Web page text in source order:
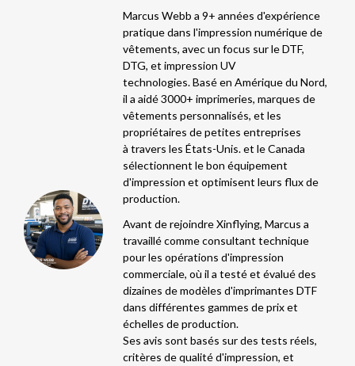
Marcus Webb a 9+ années d'expérience
pratique dans l'impression numérique de
vêtements, avec un focus sur le DTF,
DTG, et impression UV
technologies. Basé en Amérique du Nord,
il a aidé 3000+ imprimeries, marques de
vêtements personnalisés, et les
propriétaires de petites entreprises
à travers les États-Unis. et le Canada
sélectionnent le bon équipement
d'impression et optimisent leurs flux de
production.
Avant de rejoindre Xinflying, Marcus a
travaillé comme consultant technique
pour les opérations d'impression
commerciale, où il a testé et évalué des
dizaines de modèles d'imprimantes DTF
dans différentes gammes de prix et
échelles de production.
Ses avis sont basés sur des tests réels,
critères de qualité d'impression, et